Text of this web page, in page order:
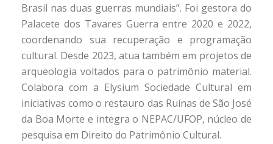
Brasil nas duas guerras mundiais”. Foi gestora do
Palacete dos Tavares Guerra entre 2020 e 2022,
coordenando sua recuperação e programação
cultural. Desde 2023, atua também em projetos de
arqueologia voltados para o patrimônio material.
Colabora com a Elysium Sociedade Cultural em
iniciativas como o restauro das Ruínas de São José
da Boa Morte e integra o NEPAC/UFOP, núcleo de
pesquisa em Direito do Patrimônio Cultural.